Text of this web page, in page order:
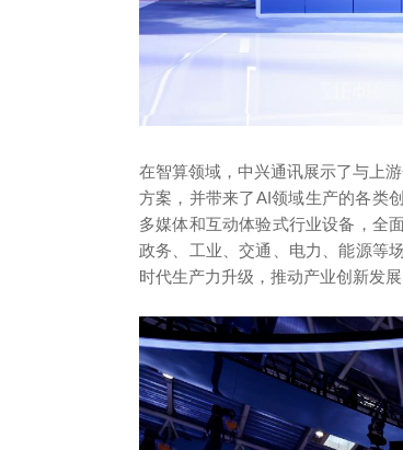
在智算领域，中兴通讯展示了与上
方案，并带来了AI领域生产的各类
多媒体和互动体验式行业设备，全
政务、工业、交通、电力、能源等
时代生产力升级，推动产业创新发展